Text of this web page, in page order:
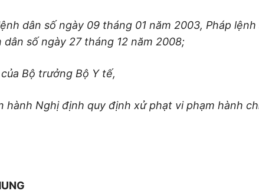
dân số ngày 09 tháng 01 năm 2003, Pháp
dân số ngày 27 tháng 12 năm 2008;
Bộ trưởng Bộ Y tế,
hành Nghị định quy định xử phạt vi phạm hành